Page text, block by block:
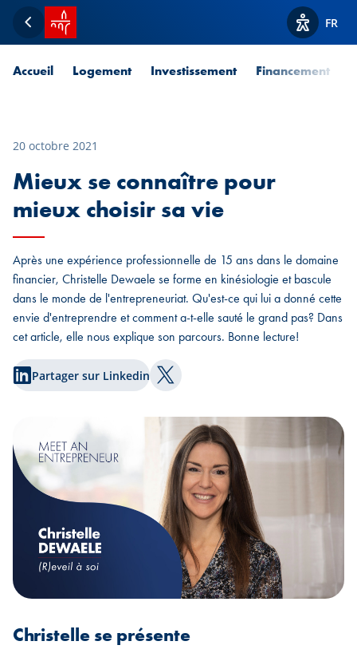
Retour
Accueil SPUERKEESS
Afficher
FR
Accueil Logement Investissement Financement
20 octobre 2021
Mieux se connaître pour
mieux choisir sa vie
Après une expérience professionnelle de 15 ans dans le domaine
financier, Christelle Dewaele se forme en kinésiologie et bascule
dans le monde de l'entrepreneuriat. Qu'est-ce qui lui a donné cette
envie d'entreprendre et comment a-t-elle sauté le grand pas? Dans
cet article, elle nous explique son parcours. Bonne lecture!
Partager sur Linkedin Partager sur Twitter
Christelle se présente